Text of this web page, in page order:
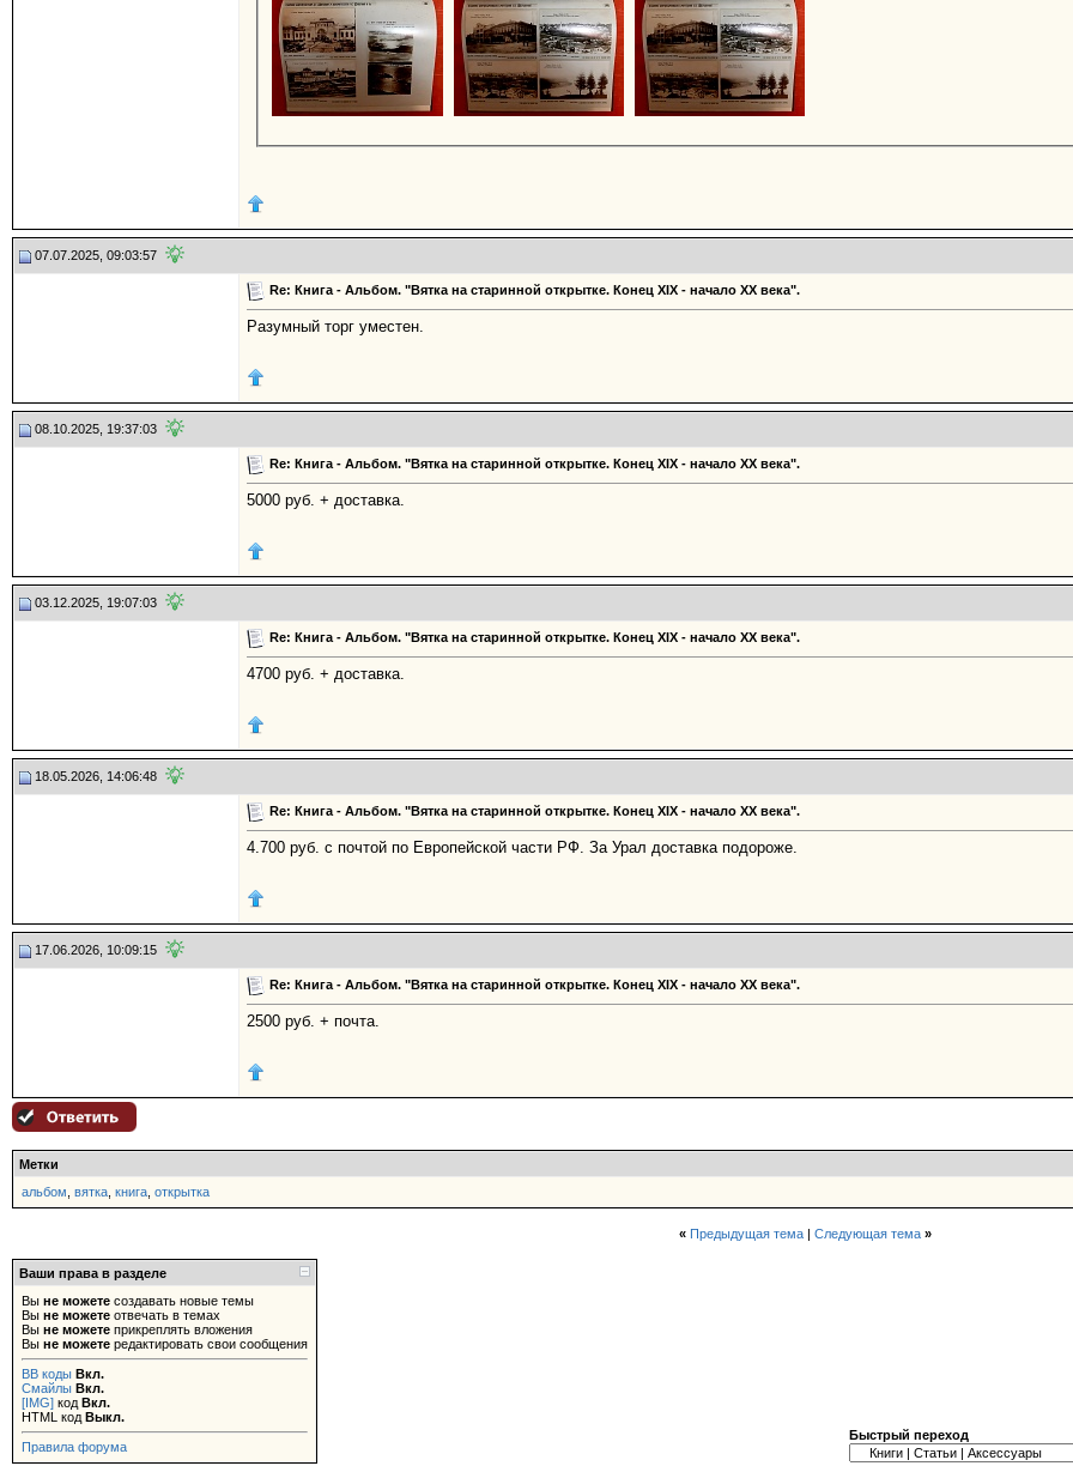
07.07.2025, 09:03:57
Re: Книга - Альбом. "Вятка на старинной открытке. Конец ХIХ - начало XX века".
Разумный торг уместен.
08.10.2025, 19:37:03
Re: Книга - Альбом. "Вятка на старинной открытке. Конец ХIХ - начало XX века".
5000 руб. + доставка.
03.12.2025, 19:07:03
Re: Книга - Альбом. "Вятка на старинной открытке. Конец ХIХ - начало XX века".
4700 руб. + доставка.
18.05.2026, 14:06:48
Re: Книга - Альбом. "Вятка на старинной открытке. Конец ХIХ - начало XX века".
4.700 руб. с почтой по Европейской части РФ. За Урал доставка подороже.
17.06.2026, 10:09:15
Re: Книга - Альбом. "Вятка на старинной открытке. Конец ХIХ - начало XX века".
2500 руб. + почта.
Метки
альбом вятка книга открытка
« Предыдущая тема| Следующая тема »
Ваши права в разделе
Вы не можете создавать новые темы
Вы не можете отвечать в темах
Вы не можете прикреплять вложения
Вы не можете редактировать свои сообщения
BB коды Вкл.
Смайлы Вкл.
[IMG] код Вкл.
HTML код Выкл.
Правила форума
Быстрый переход